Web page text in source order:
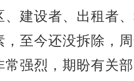
、建设者、出租者
，至今还没拆除，
常强烈，期盼有关